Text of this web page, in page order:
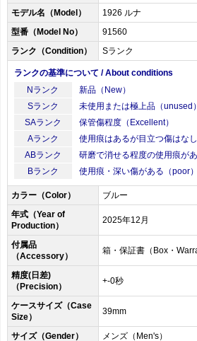
モデル名（Model）
1926 ルナ
型番（Model No）
91560
ランク（Condition）
Sランク
ランクの基準について / About conditions
Nランク
新品（New）
Sランク
未使用または極上品（unused）
SAランク
保管傷程度（Excellent）
Aランク
使用痕はあるが目立つ傷はなし
ABランク
研磨で消せる程度の使用痕があ
Bランク
使用痕・深い傷がある（poor）
カラー（Color）
ブルー
年式（Year of
Production）
2025年12月
付属品
（Accessory）
箱・保証書（Box・
精度(日差)
（Precision）
+-0秒
ケースサイズ（Case
Size）
39mm
サイズ（Gender）
メンズ（Men's）